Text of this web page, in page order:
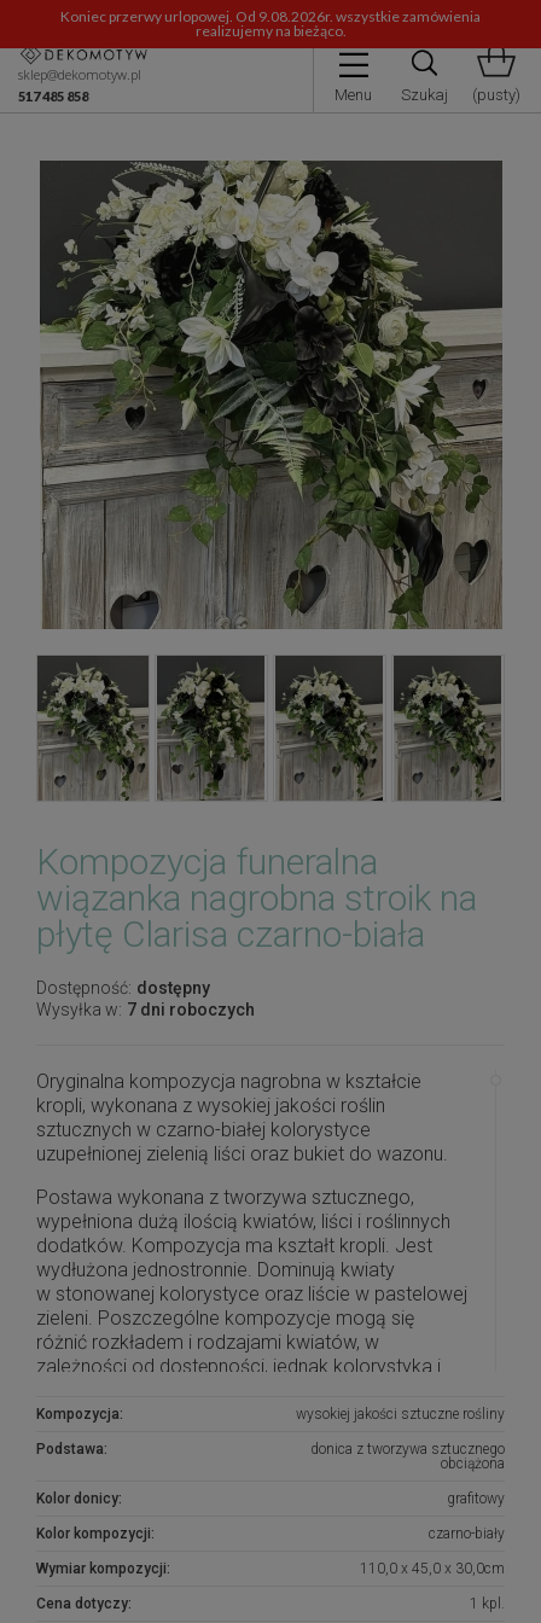
Koniec przerwy urlopowej. Od 9.08.2026r. wszystkie zamówienia
realizujemy na bieżąco.
Menu Szukaj (pusty)
sklep@dekomotyw.pl
517 485 858
Kompozycja funeralna
wiązanka nagrobna stroik na
płytę Clarisa czarno-biała
Dostępność: dostępny
Wysyłka w: 7 dni roboczych
Oryginalna kompozycja nagrobna w kształcie
kropli, wykonana z wysokiej jakości roślin
sztucznych w czarno-białej kolorystyce
uzupełnionej zielenią liści oraz bukiet do wazonu.
Postawa wykonana z tworzywa sztucznego,
wypełniona dużą ilością kwiatów, liści i roślinnych
dodatków. Kompozycja ma kształt kropli. Jest
wydłużona jednostronnie. Dominują kwiaty
w stonowanej kolorystyce oraz liście w pastelowej
zieleni. Poszczególne kompozycje mogą się
różnić rozkładem i rodzajami kwiatów, w
zależności od dostępności, jednak kolorystyka i
Piękna i oryginalna dekoracja jest doskonałą
formą wyrażenia pamięci o bliskich. Wyszukana
forma, najwyższej jakości kwiaty i perfekcyjne
zestawienie kolorów sprawiają, że doskonale
prezentuje się na nagrobkach.
Wszystkie kompozycje powstają w naszej
pracowni florystycznej w Toruniu na podstawie
Kompozycja: wysokiej jakości sztuczne rośliny
Podstawa:
donica z tworzywa sztucznego
obciążona
Kolor donicy: grafitowy
Kolor kompozycji: czarno-biały
Wymiar kompozycji: 110,0 x 45,0 x 30,0cm
Cena dotyczy: 1 kpl.